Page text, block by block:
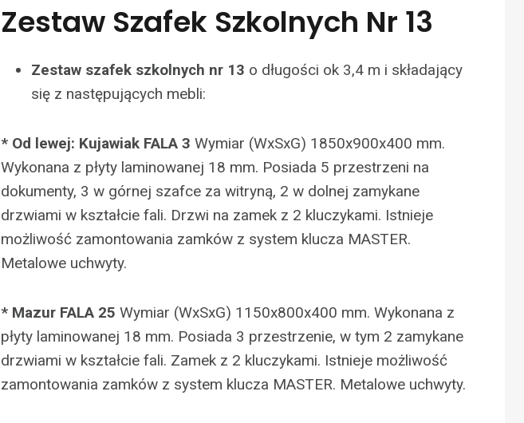
Zestaw Szafek Szkolnych Nr 13
Zestaw szafek szkolnych nr 13 o długości ok 3,4 m i składający
się z następujących mebli:
* Od lewej: Kujawiak FALA 3 Wymiar (WxSxG) 1850x900x400 mm.
Wykonana z płyty laminowanej 18 mm. Posiada 5 przestrzeni na
dokumenty, 3 w górnej szafce za witryną, 2 w dolnej zamykane
drzwiami w kształcie fali. Drzwi na zamek z 2 kluczykami. Istnieje
możliwość zamontowania zamków z system klucza MASTER.
Metalowe uchwyty.
* Mazur FALA 25 Wymiar (WxSxG) 1150x800x400 mm. Wykonana z
płyty laminowanej 18 mm. Posiada 3 przestrzenie, w tym 2 zamykane
drzwiami w kształcie fali. Zamek z 2 kluczykami. Istnieje możliwość
zamontowania zamków z system klucza MASTER. Metalowe uchwyty.